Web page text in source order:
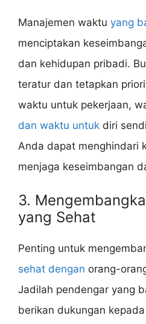
Manajemen waktu yang
menciptakan
dan kehidupan pribadi.
teratur dan tetapkan
waktu untuk pekerjaan,
dan waktu untuk diri
Anda dapat menghindari
menjaga keseimbangan
3.
yang Sehat
Penting untuk
sehat dengan orang-
Jadilah pendengar yang
berikan dukungan